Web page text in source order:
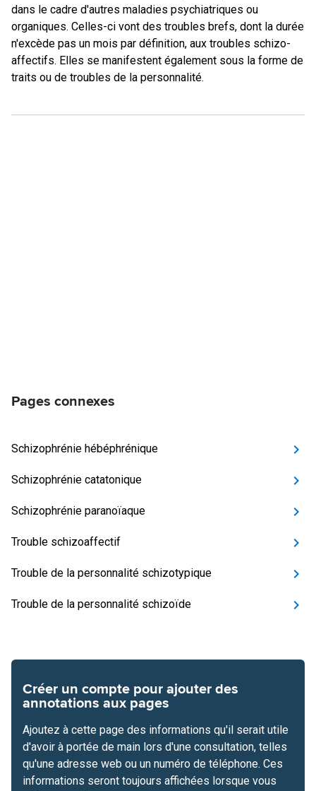
dans le cadre d'autres maladies psychiatriques ou
organiques. Celles-ci vont des troubles brefs, dont la durée
n'excède pas un mois par définition, aux troubles schizo-
affectifs. Elles se manifestent également sous la forme de
traits ou de troubles de la personnalité.
Pages connexes
Schizophrénie hébéphrénique
Schizophrénie catatonique
Schizophrénie paranoïaque
Trouble schizoaffectif
Trouble de la personnalité schizotypique
Trouble de la personnalité schizoïde
Créer un compte pour ajouter des
annotations aux pages
Ajoutez à cette page des informations qu'il serait utile
d'avoir à portée de main lors d'une consultation, telles
qu'une adresse web ou un numéro de téléphone. Ces
informations seront toujours affichées lorsque vous